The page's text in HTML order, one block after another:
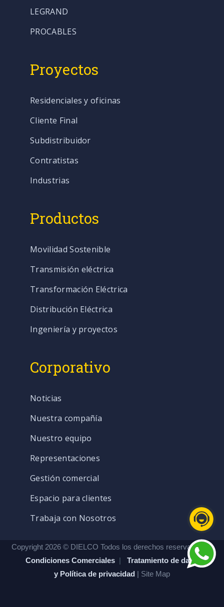
LEGRAND
PROCABLES
Proyectos
Residenciales y oficinas
Cliente Final
Subdistribuidor
Contratistas
Industrias
Productos
Movilidad Sostenible
Transmisión eléctrica
Transformación Eléctrica
Distribución Eléctrica
Ingeniería y proyectos
Corporativo
Noticias
Nuestra compañía
Nuestro equipo
Representaciones
Gestión comercial
Espacio para clientes
Trabaja con Nosotros
Copyright 2026 © DIELCO Todos los derechos reservados. |
Condiciones Comerciales | Tratamiento de datos
y Política de privacidad | Site Map